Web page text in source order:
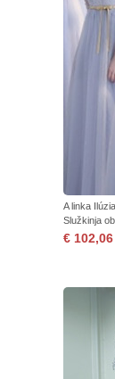
A linka
Služkinja
€ 102,06